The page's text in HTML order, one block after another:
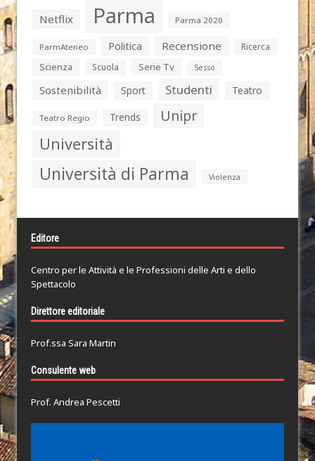
Netflix Parma Parma 2020
ParmAteneo Politica Recensione
Ricerca
Scienza
Scuola Serie Tv Sesso
Sostenibilità Sport Studenti Teatro
Teatro Regio Trends Unipr
Università
Università di Parma Violenza
Editore
Centro per le Attività e le Professioni delle Arti e dello
Spettacolo
Direttore editoriale
Prof.ssa Sara Martin
Consulente web
Prof. Andrea Pescetti